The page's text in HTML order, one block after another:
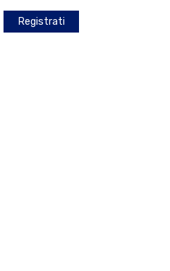
Registrati